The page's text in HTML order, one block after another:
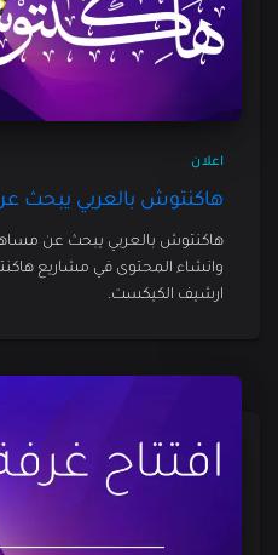
اعلان
هاكنتوش بالعربي يبحث
هاكنتوش بالعربي يبحث عن
وانشاء المحتوى في مشاريع
ارشيف الكيكست.